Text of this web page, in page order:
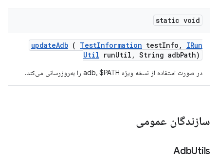
static void
updateAdb ( TestInformation testInfo ,
IRun
Util runUtil , String adbPath)
در صورت استفاده از نسخه ویژه adb، $PATH را به‌روزرسانی می‌کند.
سازندگان عمومی
AdbUtils